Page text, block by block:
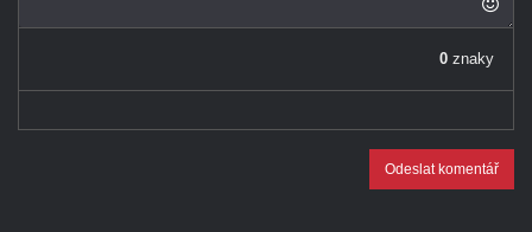
0 znaky
Odeslat komentář